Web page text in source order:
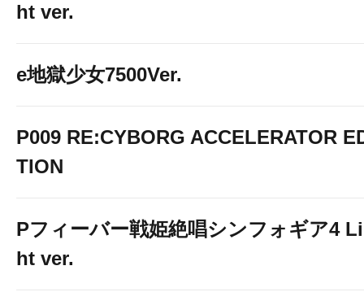
ht ver.
e地獄少女7500Ver.
P009 RE:CYBORG ACCELERATOR
TION
Pフィーバー戦姫絶唱シンフォギア4
ht ver.